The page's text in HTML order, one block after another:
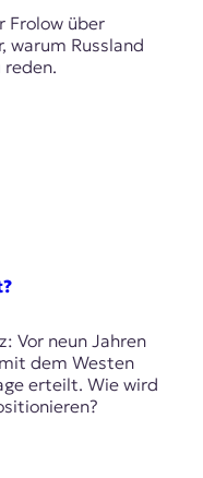
Frolow über
warum Russland
Vor neun Jahren
dem Westen
erteilt. Wie wird